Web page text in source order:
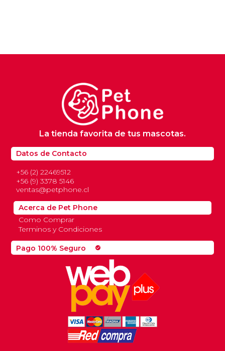
Pago 100% Seguro check_circle
Datos de Contacto
+56 (2) 22469512
+56 (9) 3378 5146
ventas@petphone.cl
La tienda favorita de tus mascotas.
Acerca de Pet Phone
Como Comprar
Terminos y Condiciones